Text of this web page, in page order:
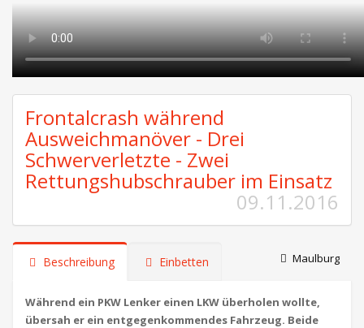
Frontalcrash während
Ausweichmanöver - Drei
Schwerverletzte - Zwei
Rettungshubschrauber im Einsatz
09.11.2016
Beschreibung Einbetten Maulburg
Während ein PKW Lenker einen LKW überholen wollte,
übersah er ein entgegenkommendes Fahrzeug. Beide